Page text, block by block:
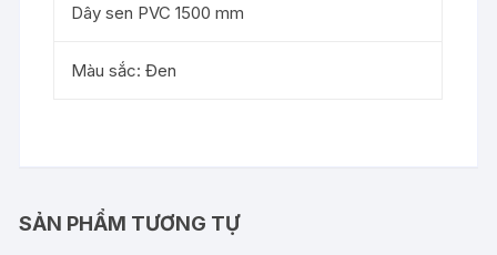
Dây sen PVC 1500 mm
Màu sắc: Đen
SẢN PHẨM TƯƠNG TỰ